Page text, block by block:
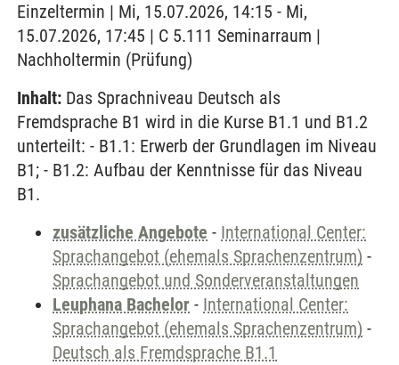
Einzeltermin | Mi, 15.07.2026, 14:15 - Mi,
15.07.2026, 17:45 | C 5.111 Seminarraum |
Nachholtermin (Prüfung)
Inhalt: Das Sprachniveau Deutsch als
Fremdsprache B1 wird in die Kurse B1.1 und B1.2
unterteilt: - B1.1: Erwerb der Grundlagen im Niveau
B1; - B1.2: Aufbau der Kenntnisse für das Niveau
B1.
zusätzliche Angebote - International Center:
Sprachangebot (ehemals Sprachenzentrum) -
Sprachangebot und Sonderveranstaltungen
Leuphana Bachelor - International Center:
Sprachangebot (ehemals Sprachenzentrum) -
Deutsch als Fremdsprache B1.1